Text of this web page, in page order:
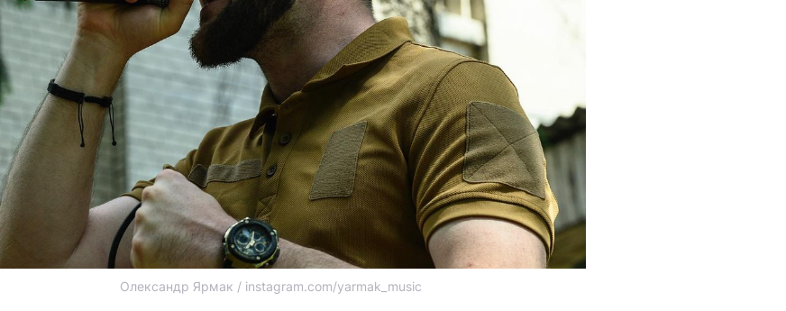
Олександр Ярмак / instagram.com/yarmak_music